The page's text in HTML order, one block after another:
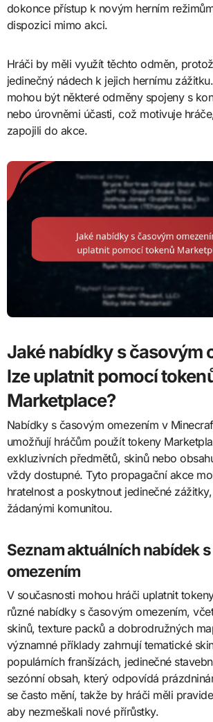
dokonce přístup k novým herním
dispozici mimo akci.
Hráči by měli využít těchto odměn,
jedinečný nádech k jejich hernímu
mohou být některé odměny spojeny s
nebo úrovněmi účasti, což motivuje
zapojili do akce.
Jaké nabídky s časovým
lze uplatnit pomocí
Marketplace?
Nabídky s časovým omezením v
umožňují hráčům použít tokeny
exkluzivních předmětů, skinů nebo
vždy dostupné. Tyto propagační akce
hratelnost a poskytnout jedinečné
žádanými komunitou.
Seznam aktuálních nabídek
omezením
V současnosti mohou hráči uplatnit
různé nabídky s časovým omezením,
skinů, texture packů a dobrodružných
významné příklady zahrnují tematické
populárních franšízách, jedinečné
sezónní obsah, který odpovídá
se často mění, takže by hráči měli
aby nezmeškali nové přírůstky.